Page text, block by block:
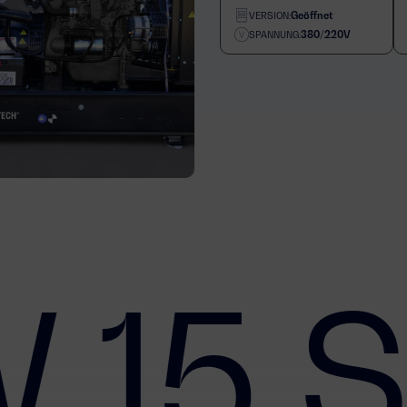
VERSION:Geöffnet
SPANNUNG:380/220V